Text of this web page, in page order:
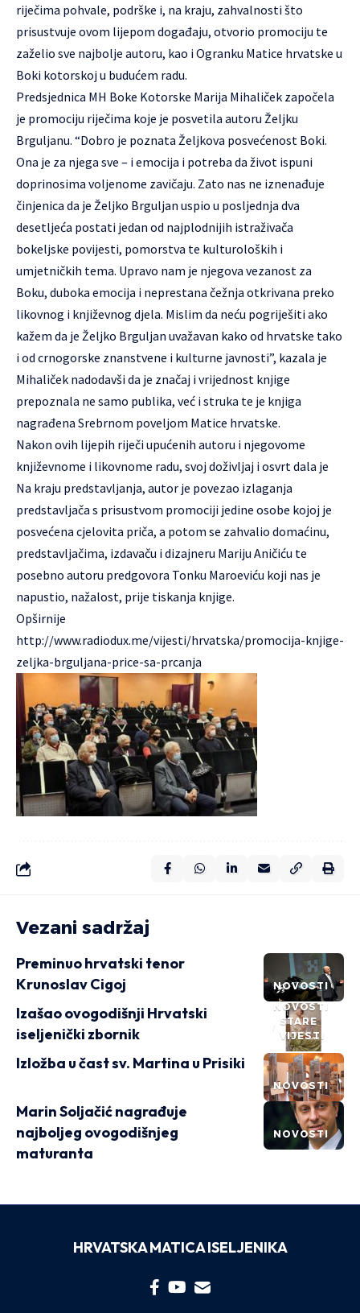
riječima pohvale, podrške i, na kraju, zahvalnosti što
prisustvuje ovom lijepom događaju, otvorio promociju te
zaželio sve najbolje autoru, kao i Ogranku Matice hrvatske u
Boki kotorskoj u budućem radu.
Predsjednica MH Boke Kotorske Marija Mihaliček započela
je promociju riječima koje je posvetila autoru Željku
Brguljanu. “Dobro je poznata Željkova posvećenost Boki.
Ona je za njega sve – i emocija i potreba da život ispuni
doprinosima voljenome zavičaju. Zato nas ne iznenađuje
činjenica da je Željko Brguljan uspio u posljednja dva
desetljeća postati jedan od najplodnijih istraživača
bokeljske povijesti, pomorstva te kulturoloških i
umjetničkih tema. Upravo nam je njegova vezanost za
Boku, duboka emocija i neprestana čežnja otkrivana preko
likovnog i književnog djela. Mislim da neću pogriješiti ako
kažem da je Željko Brguljan uvažavan kako od hrvatske tako
i od crnogorske znanstvene i kulturne javnosti”, kazala je
Mihaliček nadodavši da je značaj i vrijednost knjige
prepoznala ne samo publika, već i struka te je knjiga
nagrađena Srebrnom poveljom Matice hrvatske.
Nakon ovih lijepih riječi upućenih autoru i njegovome
književnome i likovnome radu, svoj doživljaj i osvrt dala je
Na kraju predstavljanja, autor je povezao izlaganja
predstavljača s prisustvom promociji jedine osobe kojoj je
posvećena cjelovita priča, a potom se zahvalio domaćinu,
predstavljačima, izdavaču i dizajneru Mariju Aničiću te
posebno autoru predgovora Tonku Maroeviću koji nas je
napustio, nažalost, prije tiskanja knjige.
Opširnije
http://www.radiodux.me/vijesti/hrvatska/promocija-knjige-
zeljka-brguljana-price-sa-prcanja
Vezani sadržaj
NOVOSTI
Preminuo hrvatski tenor
Krunoslav Cigoj
NOVOSTI
STARE
VIJESTI
Izašao ovogodišnji Hrvatski
iseljenički zbornik
NOVOSTI
Izložba u čast sv. Martina u Prisiki
NOVOSTI
Marin Soljačić nagrađuje
najboljeg ovogodišnjeg
maturanta
HRVATSKA MATICA ISELJENIKA